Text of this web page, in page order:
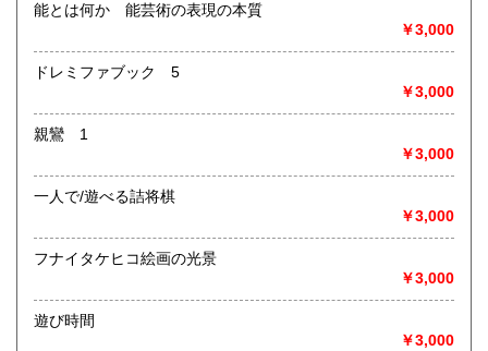
能とは何か 能芸術の表現の本質
￥3,000
ドレミファブック 5
￥3,000
親鸞 1
￥3,000
一人で/遊べる詰将棋
￥3,000
フナイタケヒコ絵画の光景
￥3,000
遊び時間
￥3,000